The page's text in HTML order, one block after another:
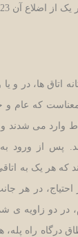
اتاق ها، در و
معناست که عام
وارد می
پس از ورود
هر یک به اتاقی به
در هر
در دو زاویه ی